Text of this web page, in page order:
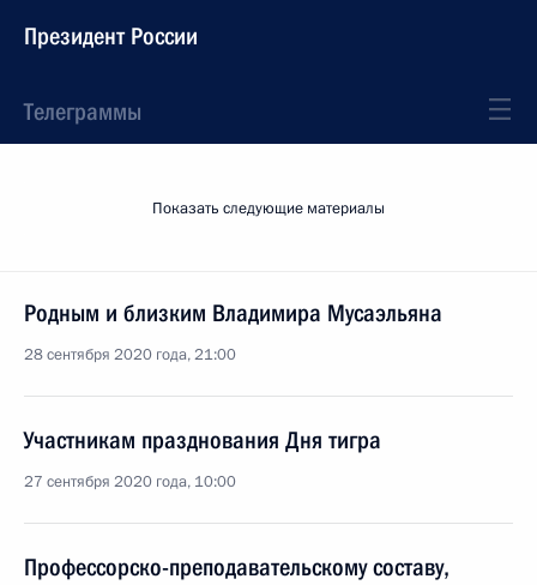
Президент России
Телеграммы
Показать следующие материалы
Родным и близким Владимира Мусаэльяна
28 сентября 2020 года, 21:00
Участникам празднования Дня тигра
27 сентября 2020 года, 10:00
Профессорско-преподавательскому составу,